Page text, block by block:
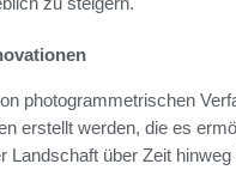
photogrammetrischen
erstellt werden, die es
Landschaft über Zeit hinweg